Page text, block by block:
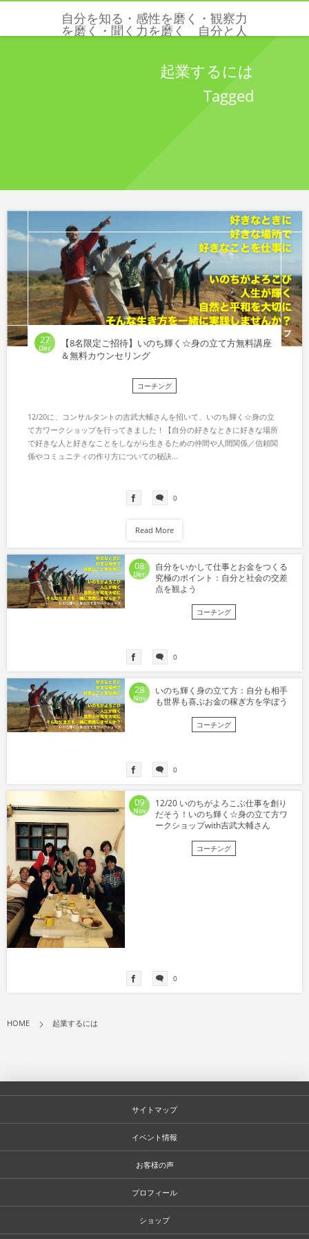
自分を知る・感性を磨く・観察力
を磨く・聞く力を磨く 自分と人
起業するには
Tagged
27
Dec
【8名限定ご招待】いのち輝く☆身の立て方無料講座
＆無料カウンセリング
コーチング
12/20に、コンサルタントの吉武大輔さんを招いて、いのち輝く☆身の立
て方ワークショップを行ってきました！【自分の好きなときに好きな場所
で好きな人と好きなことをしながら生きるための仲間や人間関係／信頼関
係やコミュニティの作り方についての秘訣...
0
Read More
08
Dec
自分をいかして仕事とお金をつくる
究極のポイント：自分と社会の交差
点を観よう
コーチング
0
28
Nov
いのち輝く身の立て方：自分も相手
も世界も喜ぶお金の稼ぎ方を学ぼう
コーチング
0
09
Nov
12/20 いのちがよろこぶ仕事を創り
だそう！いのち輝く☆身の立て方ワ
ークショップwith吉武大輔さん
コーチング
0
HOME 起業するには
サイトマップ
イベント情報
お客様の声
プロフィール
ショップ